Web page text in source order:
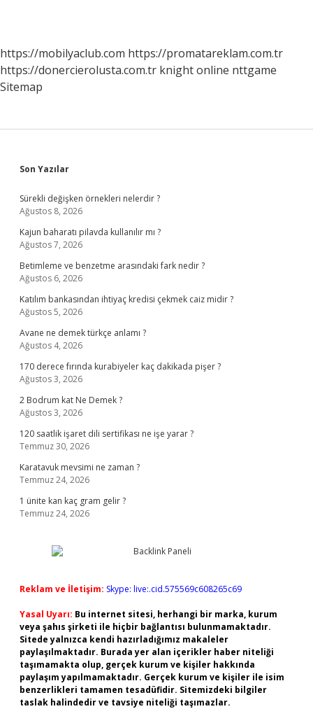
https://mobilyaclub.com https://promatareklam.com.tr
https://donercierolusta.com.tr knight online nttgame
Sitemap
Sidebar
Son Yazılar
Sürekli değişken örnekleri nelerdir ?
Ağustos 8, 2026
Kajun baharatı pilavda kullanılır mı ?
Ağustos 7, 2026
Betimleme ve benzetme arasındaki fark nedir ?
Ağustos 6, 2026
Katılım bankasından ihtiyaç kredisi çekmek caiz midir ?
Ağustos 5, 2026
Avane ne demek türkçe anlamı ?
Ağustos 4, 2026
170 derece fırında kurabiyeler kaç dakikada pişer ?
Ağustos 3, 2026
2 Bodrum kat Ne Demek ?
Ağustos 3, 2026
120 saatlik işaret dili sertifikası ne işe yarar ?
Temmuz 30, 2026
Karatavuk mevsimi ne zaman ?
Temmuz 24, 2026
1 ünite kan kaç gram gelir ?
Temmuz 24, 2026
Reklam ve İletişim: Skype: live:.cid.575569c608265c69
Yasal Uyarı: Bu internet sitesi, herhangi bir marka, kurum
veya şahıs şirketi ile hiçbir bağlantısı bulunmamaktadır.
Sitede yalnızca kendi hazırladığımız makaleler
paylaşılmaktadır. Burada yer alan içerikler haber niteliği
taşımamakta olup, gerçek kurum ve kişiler hakkında
paylaşım yapılmamaktadır. Gerçek kurum ve kişiler ile isim
benzerlikleri tamamen tesadüfidir. Sitemizdeki bilgiler
taslak halindedir ve tavsiye niteliği taşımazlar.